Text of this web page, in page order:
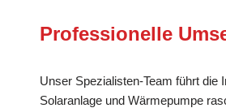
Professionelle
Unser Spezialisten-Team führt die
Solaranlage und Wärmepumpe